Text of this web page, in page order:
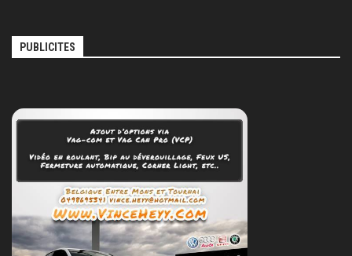
PUBLICITES